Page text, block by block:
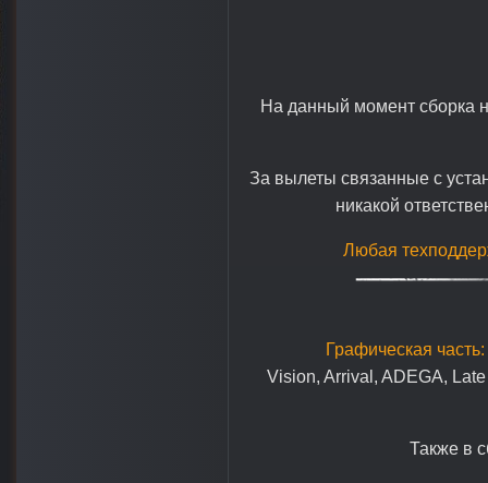
На данный момент сборка
За вылеты связанные с
никакой
Любая
Графическая часть:
Vision, Arrival, ADEGA,
Также в